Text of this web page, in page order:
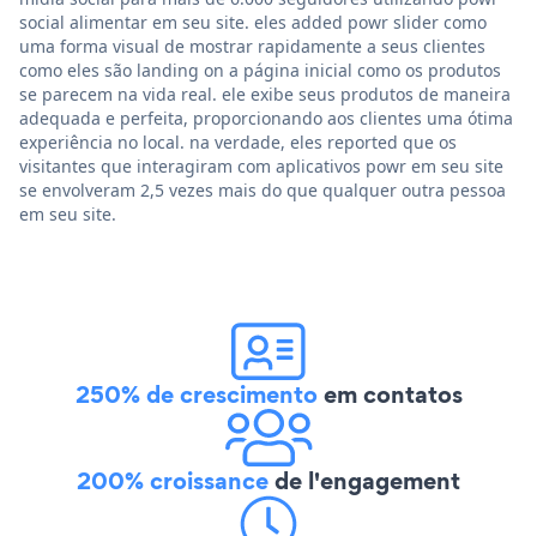
social alimentar em seu site. eles added powr slider como
uma forma visual de mostrar rapidamente a seus clientes
como eles são landing on a página inicial como os produtos
se parecem na vida real. ele exibe seus produtos de maneira
adequada e perfeita, proporcionando aos clientes uma ótima
experiência no local. na verdade, eles reported que os
visitantes que interagiram com aplicativos powr em seu site
se envolveram 2,5 vezes mais do que qualquer outra pessoa
em seu site.
250% de crescimentoem contatos
200% croissancede l'engagement